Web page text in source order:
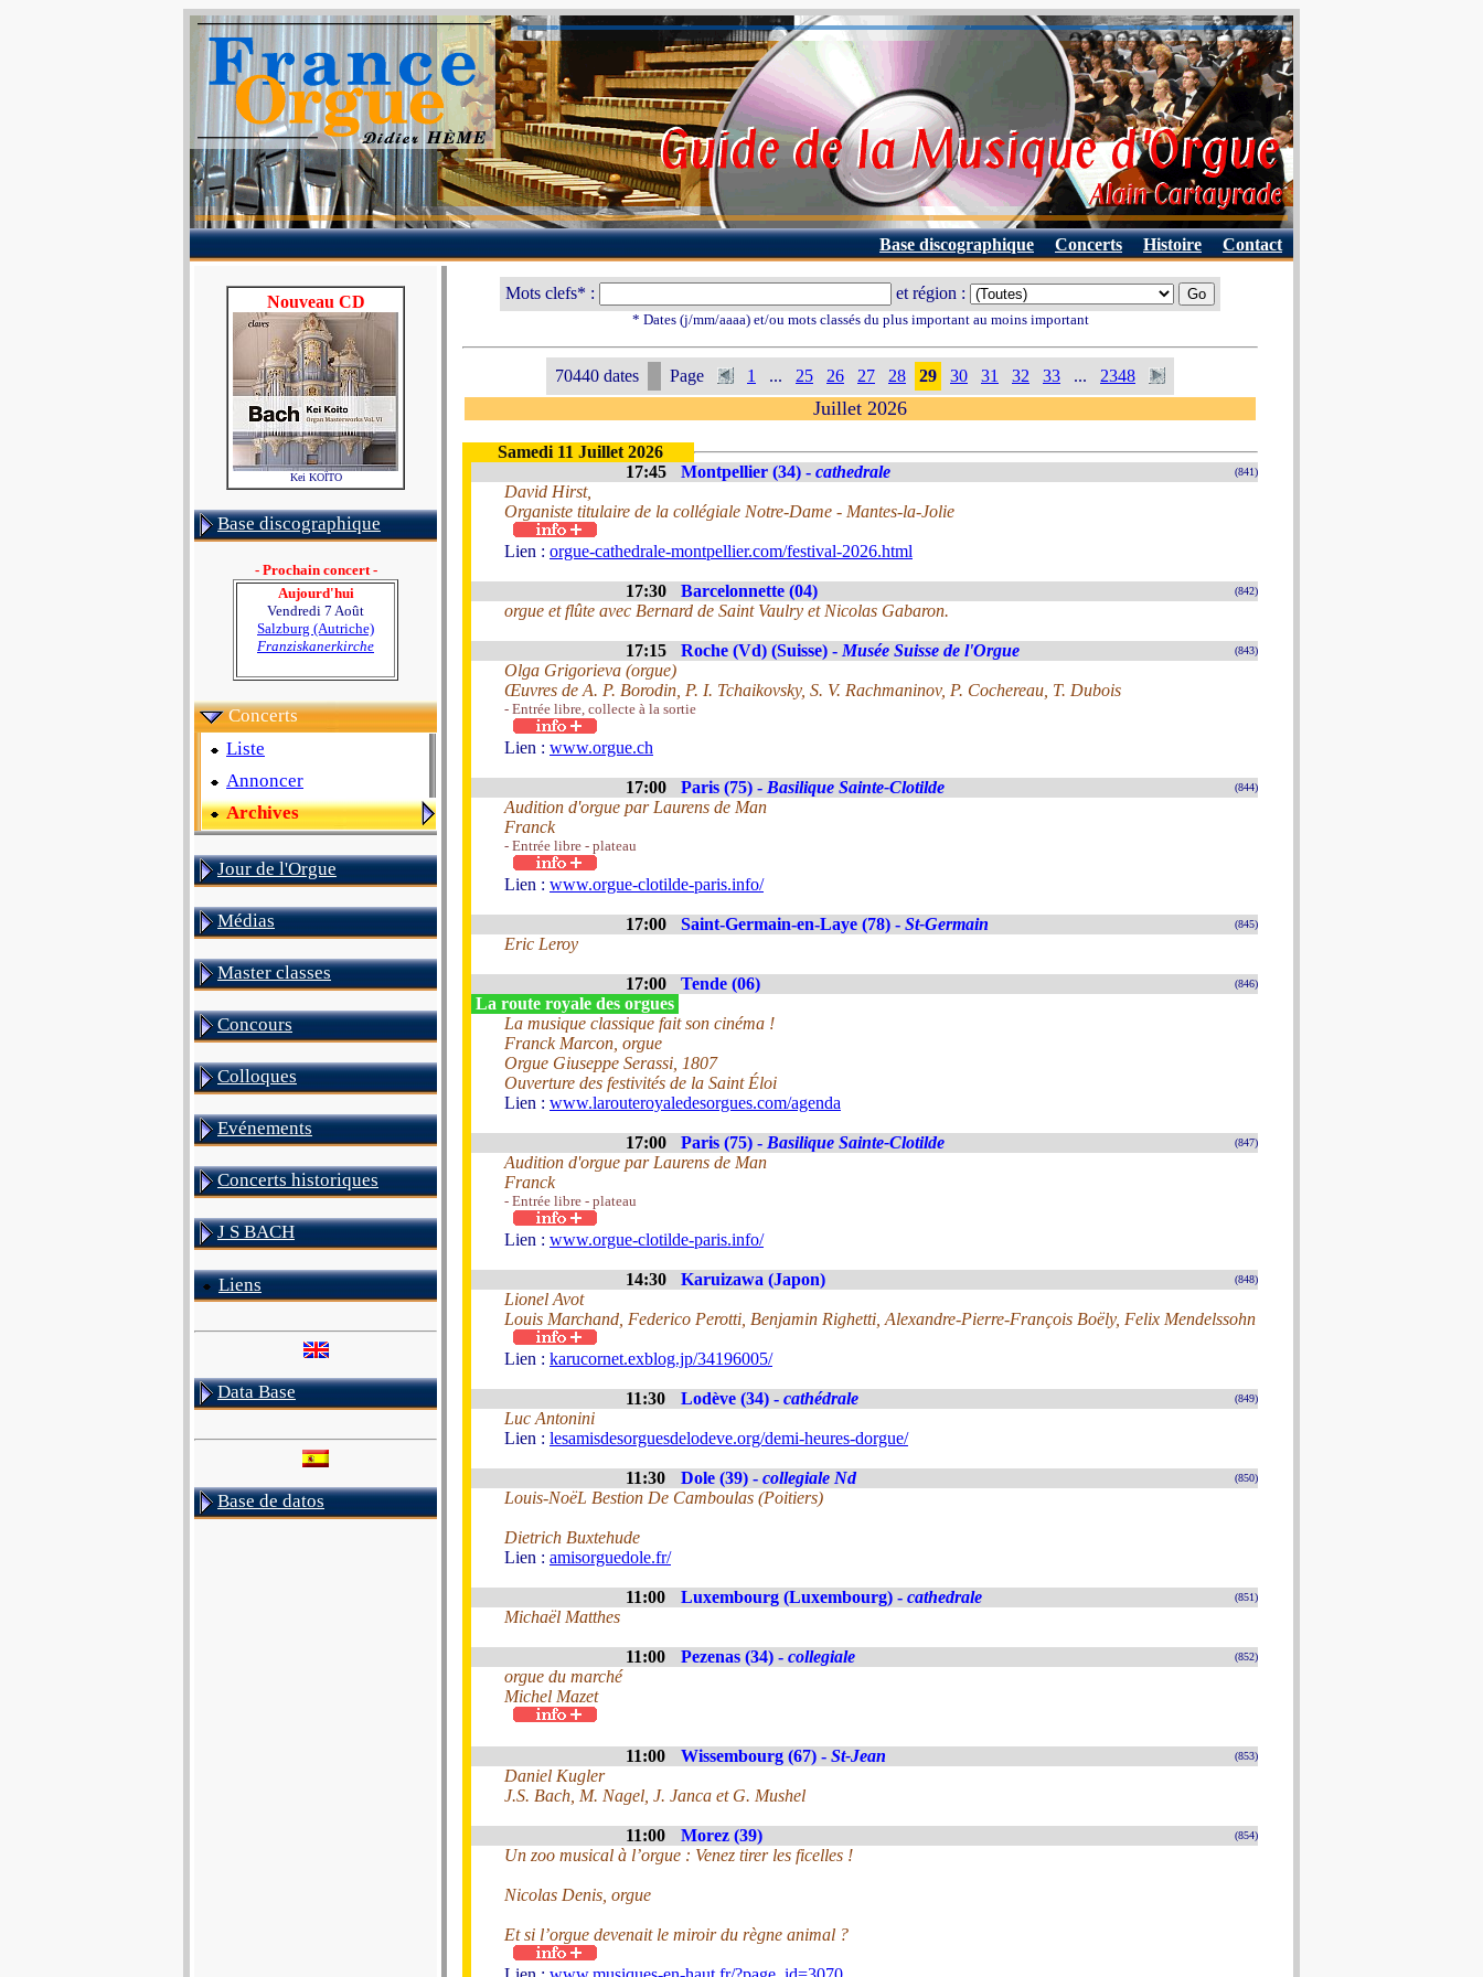
Base discographique Concerts Histoire Contact
Nouveau CD
Kei KOÏTO
Base discographique
- Prochain concert -
Aujourd'hui
Vendredi 7 Août
Salzburg (Autriche)
Franziskanerkirche
Concerts
Liste
Annoncer
Archives
Jour de l'Orgue
Médias
Master classes
Concours
Colloques
Evénements
Concerts historiques
J S BACH
Liens
Data Base
Base de datos
Mots clefs* : et région :
* Dates (j/mm/aaaa) et/ou mots classés du plus important au moins important
70440 dates Page 1 ... 25 26 27 28 29 30 31 32 33 ... 2348
Juillet 2026
Samedi 11 Juillet 2026
17:45
Montpellier (34) - cathedrale (841)
David Hirst,
Organiste titulaire de la collégiale Notre-Dame - Mantes-la-Jolie
Lien : orgue-cathedrale-montpellier.com/festival-2026.html
17:30 Barcelonnette (04) (842)
orgue et flûte avec Bernard de Saint Vaulry et Nicolas Gabaron.
17:15 Roche (Vd) (Suisse) - Musée Suisse de l'Orgue (843)
Olga Grigorieva (orgue)
Œuvres de A. P. Borodin, P. I. Tchaikovsky, S. V. Rachmaninov, P. Cochereau, T. Dubois
- Entrée libre, collecte à la sortie
Lien : www.orgue.ch
17:00 Paris (75) - Basilique Sainte-Clotilde (844)
Audition d'orgue par Laurens de Man
Franck
- Entrée libre - plateau
Lien : www.orgue-clotilde-paris.info/
17:00 Saint-Germain-en-Laye (78) - St-Germain (845)
Eric Leroy
17:00 Tende (06) (846)
La route royale des orgues
La musique classique fait son cinéma !
Franck Marcon, orgue
Orgue Giuseppe Serassi, 1807
Ouverture des festivités de la Saint Éloi
Lien : www.larouteroyaledesorgues.com/agenda
17:00 Paris (75) - Basilique Sainte-Clotilde (847)
Audition d'orgue par Laurens de Man
Franck
- Entrée libre - plateau
Lien : www.orgue-clotilde-paris.info/
14:30 Karuizawa (Japon) (848)
Lionel Avot
Louis Marchand, Federico Perotti, Benjamin Righetti, Alexandre-Pierre-François Boëly, Felix Mendelssohn
Lien : karucornet.exblog.jp/34196005/
11:30 Lodève (34) - cathédrale (849)
Luc Antonini
Lien : lesamisdesorguesdelodeve.org/demi-heures-dorgue/
11:30 Dole (39) - collegiale Nd (850)
Louis-NoëL Bestion De Camboulas (Poitiers)
Dietrich Buxtehude
Lien : amisorguedole.fr/
11:00 Luxembourg (Luxembourg) - cathedrale (851)
Michaël Matthes
11:00 Pezenas (34) - collegiale (852)
orgue du marché
Michel Mazet
11:00 Wissembourg (67) - St-Jean (853)
Daniel Kugler
J.S. Bach, M. Nagel, J. Janca et G. Mushel
11:00 Morez (39) (854)
Un zoo musical à l’orgue : Venez tirer les ficelles !
Nicolas Denis, orgue
Et si l’orgue devenait le miroir du règne animal ?